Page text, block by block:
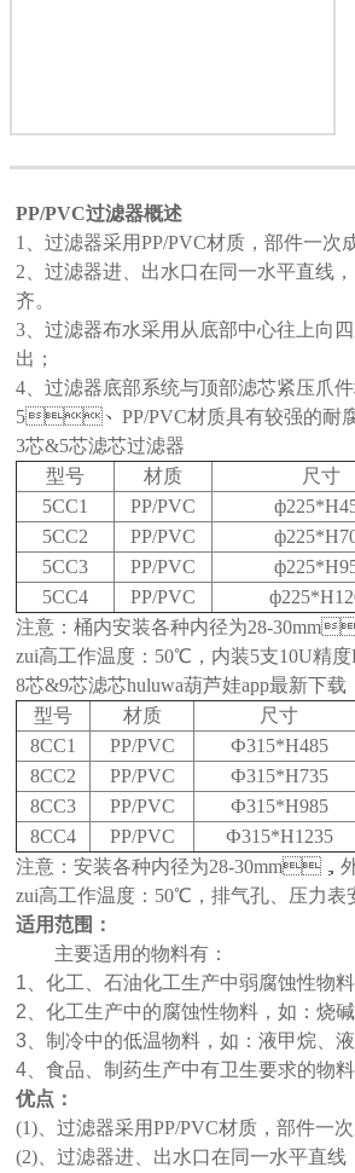
PP/PVC过滤器概述
1
、过滤器采用PP/PVC材质，部件一次成型
2 、过滤器进、出水口在同一水平直线
齐。
3 、过滤器布水采用从底部中心往上向
出；
4 、过滤器底部系统与顶部滤芯紧压爪
5、PP/PVC材质具有较强的耐腐蚀性
3芯&5芯滤芯过滤器
型号
材质 尺寸
5CC1
PP/PVC
5CC2
PP/PVC
5CC3
PP/PVC
5CC4
PP/PVC
注意：桶内安装各种内径为28-
zui高工作温度：50℃，内装5支10U精
8芯&9芯滤芯huluwa葫芦娃app最新下载
型号
材质 尺寸
8CC1
PP/PVC Ф315*H485
8CC2
PP/PVC Ф315*H735
8CC3
PP/PVC Ф315*H985
8CC4
PP/PVC Ф315*H1235
注意：安装各种内径为28-30mm，
zui高工作温度：50℃，排气孔、
适用范围：
主要适用的物料有：
1 、化工、石油化工生产中弱腐蚀性物料，如
2 、化工生产中的腐蚀性物料，如：烧碱
3 、制冷中的低温物料，如：液甲烷、
4 、食品、制药生产中有卫生要求的物料，
优点：
(1) 、过滤器采用PP/PVC材质，部件一次
(2) 、过滤器进、出水口在同一水平直线